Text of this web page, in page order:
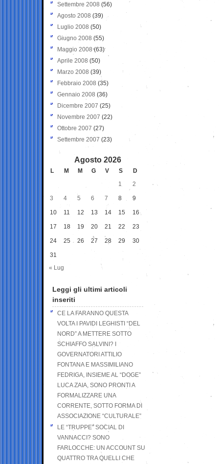
Settembre 2008 (56)
Agosto 2008 (39)
Luglio 2008 (50)
Giugno 2008 (55)
Maggio 2008(63)
Aprile 2008 (50)
Marzo 2008 (39)
Febbraio 2008 (35)
Gennaio 2008 (36)
Dicembre 2007 (25)
Novembre 2007 (22)
Ottobre 2007 (27)
Settembre 2007 (23)
Agosto 2026
L M M G V S
D
1
2
3 4 5 6 7 8 9
10 11 12 13 14 15 16
17 18 19 20 21 22 23
24 25 26 27 28 29 30
31
« Lug
Leggi gli ultimi articoli
inseriti
CE LA FARANNO QUESTA
VOLTA I PAVIDI LEGHISTI “DEL
NORD” A METTERE SOTTO
SCHIAFFO SALVINI? I
GOVERNATORI ATTILIO
FONTANA E MASSIMILIANO
FEDRIGA, INSIEME AL “DOGE”
LUCA ZAIA, SONO PRONTI A
FORMALIZZARE UNA
CORRENTE, SOTTO FORMA DI
ASSOCIAZIONE “CULTURALE”
LE “TRUPPE” SOCIAL DI
VANNACCI? SONO
FARLOCCHE: UN ACCOUNT SU
QUATTRO TRA QUELLI CHE